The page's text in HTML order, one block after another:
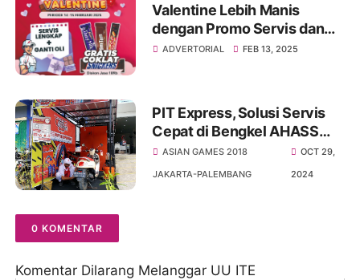
Valentine Lebih Manis
dengan Promo Servis dan
Coklat Gratis di AHASS
ADVERTORIAL FEB 13, 2025
PIT Express, Solusi Servis
Cepat di Bengkel AHASS
Jambi
ASIAN GAMES 2018
JAKARTA-PALEMBANG
OCT 29,
2024
0 KOMENTAR
Komentar Dilarang Melanggar UU ITE